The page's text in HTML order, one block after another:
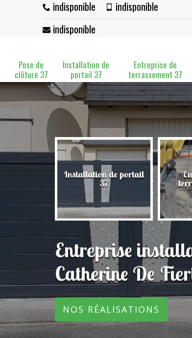
indisponible
indisponible
indisponible
Pose de
clôture 37
Installation de
portail 37
Entreprise de
terrassement 37
Installation de portail
37
Entreprise
Catherine De
NOS RÉALISATIONS